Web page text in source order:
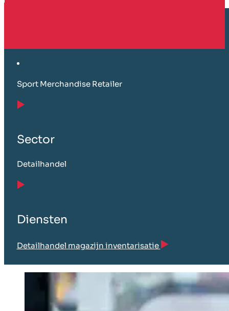
Sport Merchandise Retailer
Sector
Detailhandel
Diensten
Detailhandel magazijn inventarisatie